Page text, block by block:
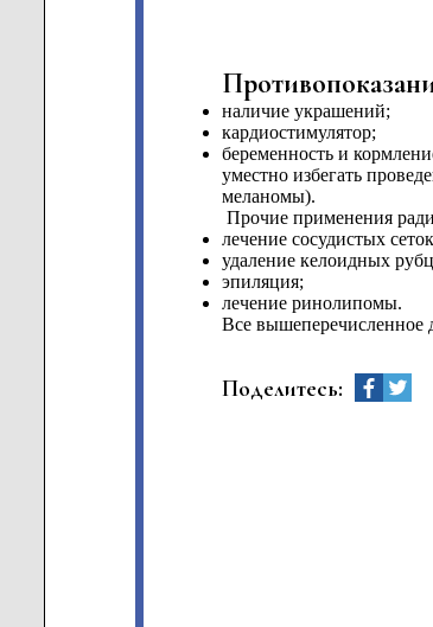
наличие украшений;
кардиостимулятор;
беременность и
уместно избегать
меланомы).
Прочие применения
лечение сосудистых
удаление келоидных
эпиляция;
лечение ринолипомы.
Все вышеперечисленное
Поделитесь: